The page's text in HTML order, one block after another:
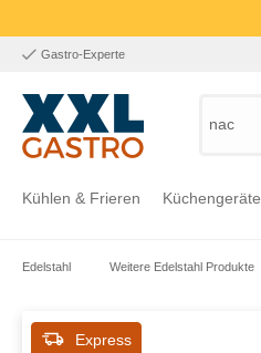
Gastro-Experte
nach Pr
Kühlen & Frieren Küchengeräte
Edelstahl Weitere Edelstahl Produkte
Express